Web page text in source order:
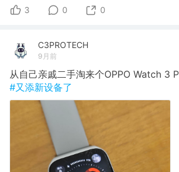
3 0 0
C3PROTECH
9月前
从自己亲戚二手淘来个OPPO Watch 3
#又添新设备了